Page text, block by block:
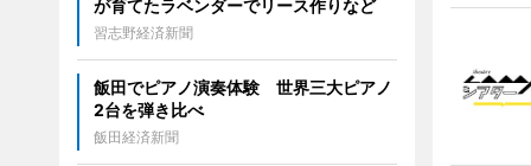
が育てたラベンダーでリース作りなど
習志野経済新聞
飯田でピアノ演奏体験 世界三大ピアノ
2台を弾き比べ
飯田経済新聞